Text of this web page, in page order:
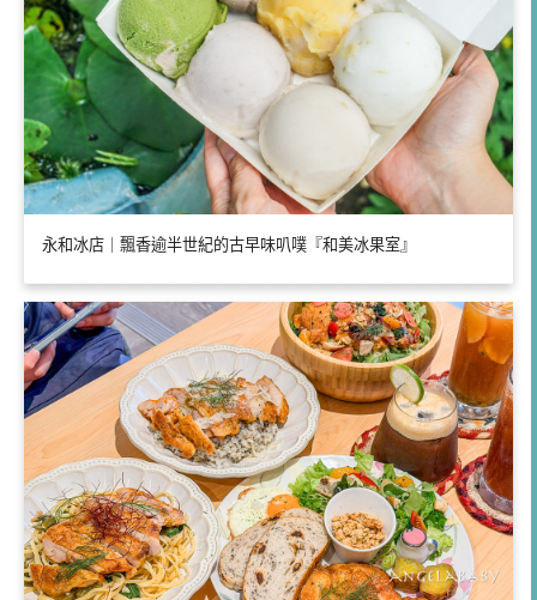
永和冰店｜飄香逾半世紀的古早味叭噗『和美冰果室』